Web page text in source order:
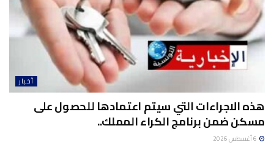
أخبار
هذه الاجراءات التي سيتم اعتمادها للحصول على
مسكن ضمن برنامج الكراء المملك..